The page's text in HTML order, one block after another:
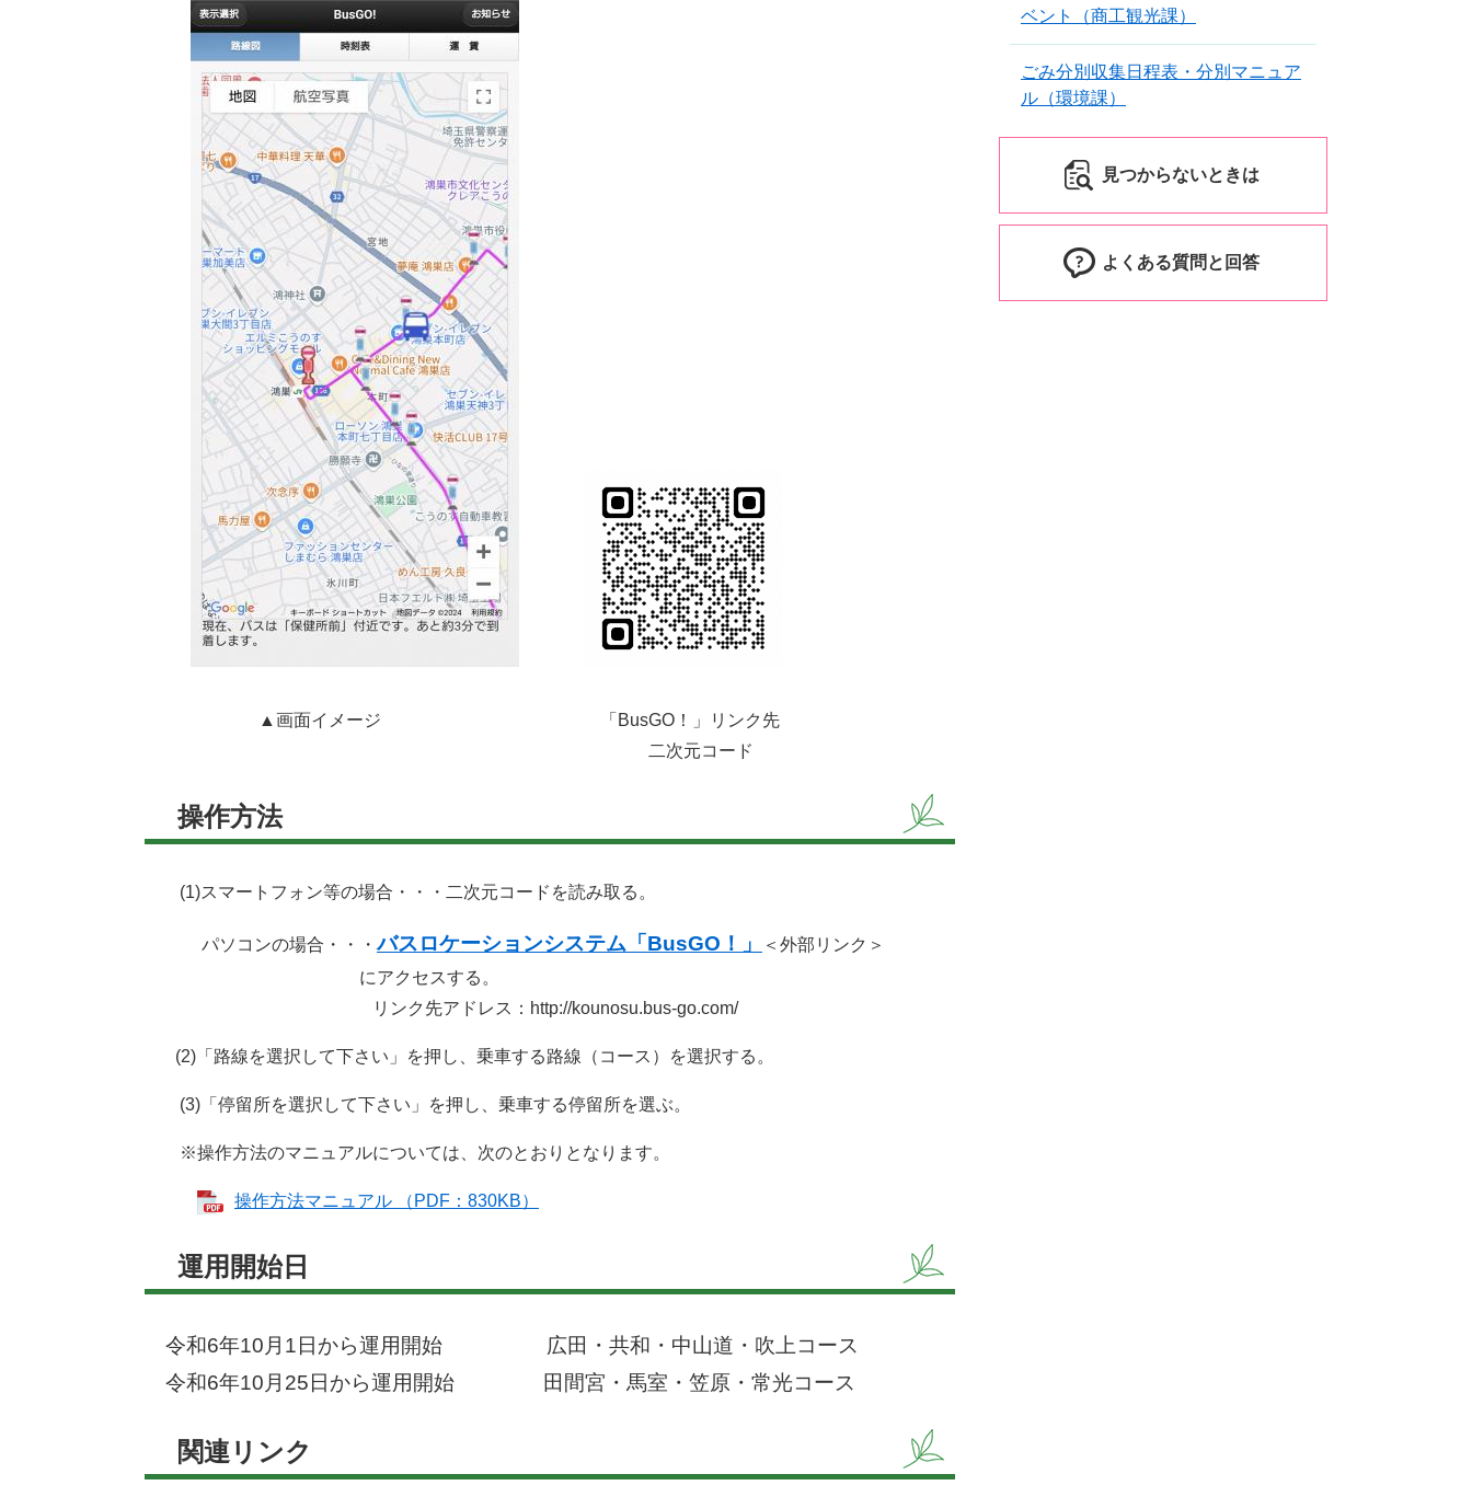
▲画面イメージ 「BusGO！」リンク先
二次元コード
操作方法
(1)スマートフォン等の場合・・・二次元コードを読み取る。
パソコンの場合・・・バスロケーションシステム「BusGO！」
＜外部リンク＞
にアクセスする。
リンク先アドレス：http://kounosu.bus-go.com/
(2)「路線を選択して下さい」を押し、乗車する路線（コース）を選択する。
(3)「停留所を選択して下さい」を押し、乗車する停留所を選ぶ。
※操作方法のマニュアルについては、次のとおりとなります。
操作方法マニュアル （PDF：830KB）
運用開始日
令和6年10月1日から運用開始 広田・共和・中山道・吹上コース
令和6年10月25日から運用開始 田間宮・馬室・笠原・常光コース
関連リンク
ベント（商工観光課）
ごみ分別収集日程表・分別マニュア
ル（環境課）
見つからないときは
よくある質問と回答